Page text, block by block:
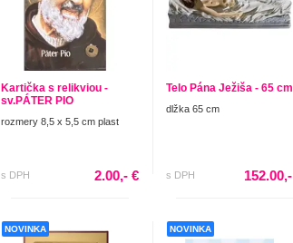
Kartička s relikviou -
sv.PÁTER PIO
rozmery 8,5 x 5,5 cm plast
s DPH 2.00,- €
Telo Pána Ježiša - 65 cm
dlžka 65 cm
s DPH
NOVINKA NOVINKA